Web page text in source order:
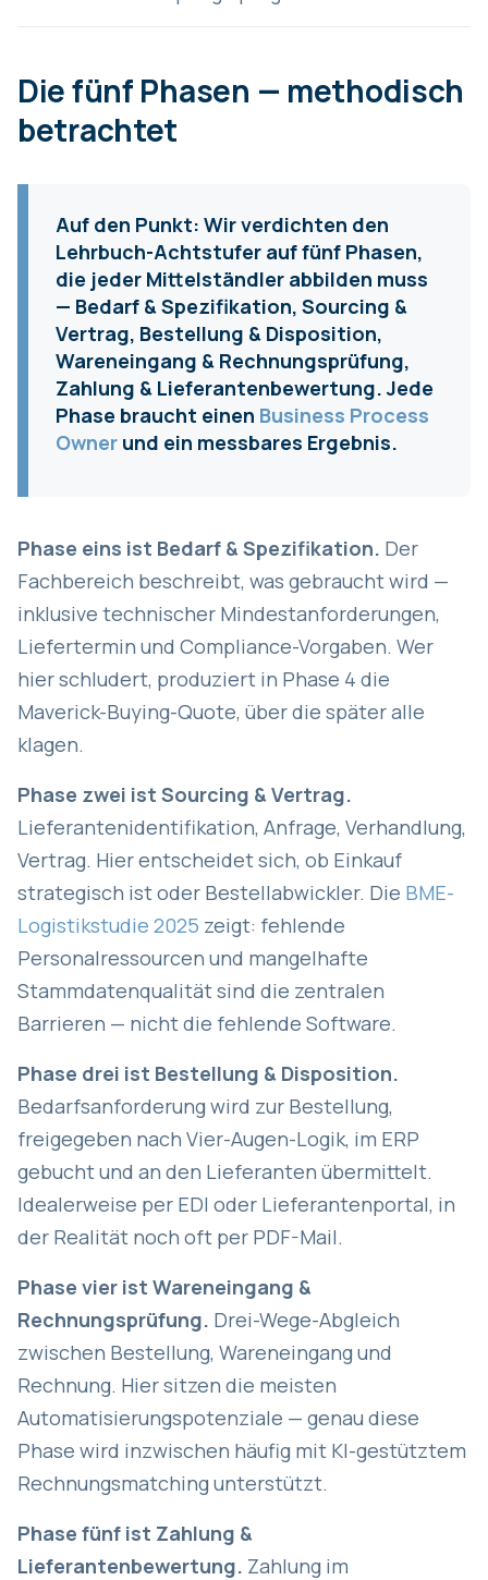
Die fünf Phasen — methodisch
betrachtet
Auf den Punkt: Wir verdichten den
Lehrbuch-Achtstufer auf fünf Phasen,
die jeder Mittelständler abbilden muss
— Bedarf & Spezifikation, Sourcing &
Vertrag, Bestellung & Disposition,
Wareneingang & Rechnungsprüfung,
Zahlung & Lieferantenbewertung. Jede
Phase braucht einen Business Process
Owner und ein messbares Ergebnis.
Phase eins ist Bedarf & Spezifikation. Der
Fachbereich beschreibt, was gebraucht wird —
inklusive technischer Mindestanforderungen,
Liefertermin und Compliance-Vorgaben. Wer
hier schludert, produziert in Phase 4 die
Maverick-Buying-Quote, über die später alle
klagen.
Phase zwei ist Sourcing & Vertrag.
Lieferantenidentifikation, Anfrage, Verhandlung,
Vertrag. Hier entscheidet sich, ob Einkauf
strategisch ist oder Bestellabwickler. Die BME-
Logistikstudie 2025 zeigt: fehlende
Personalressourcen und mangelhafte
Stammdatenqualität sind die zentralen
Barrieren — nicht die fehlende Software.
Phase drei ist Bestellung & Disposition.
Bedarfsanforderung wird zur Bestellung,
freigegeben nach Vier-Augen-Logik, im ERP
gebucht und an den Lieferanten übermittelt.
Idealerweise per EDI oder Lieferantenportal, in
der Realität noch oft per PDF-Mail.
Phase vier ist Wareneingang &
Rechnungsprüfung. Drei-Wege-Abgleich
zwischen Bestellung, Wareneingang und
Rechnung. Hier sitzen die meisten
Automatisierungspotenziale — genau diese
Phase wird inzwischen häufig mit KI-gestütztem
Rechnungsmatching unterstützt.
Phase fünf ist Zahlung &
Lieferantenbewertung. Zahlung im